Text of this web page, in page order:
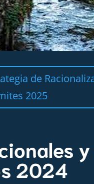
de
2025
y
2024